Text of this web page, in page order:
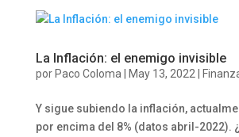
La Inflación: el enemigo invisible
por Paco Coloma May 13, 2022
Y sigue subiendo la inflación,
por encima del 8% (datos abril-2022).